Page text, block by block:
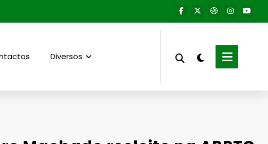
Diversos